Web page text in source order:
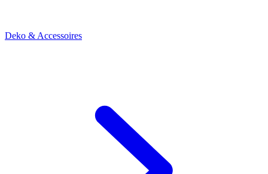
Deko & Accessoires